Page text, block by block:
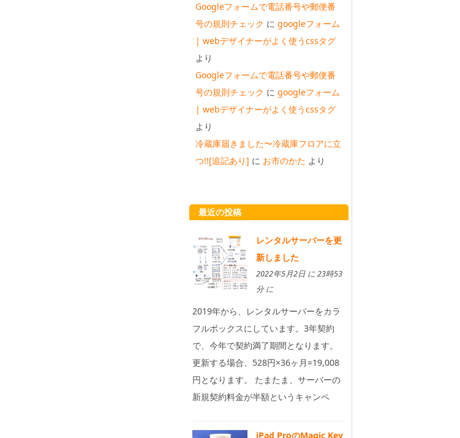
Googleフォームで電話番号や郵便番
号の規則チェック に googleフォーム
| webデザイナーがよく使うcssタグ
より
Googleフォームで電話番号や郵便番
号の規則チェック に googleフォーム
| webデザイナーがよく使うcssタグ
より
冷蔵庫届きました〜冷蔵庫フロアに立
つ!![追記あり] に お市のかた より
最近の投稿
レンタルサーバーを更
新しました
2022年5月2日 に 23時53
分 に
2019年から、レンタルサーバーをカラ
フルボックスにしています。3年契約
で、今年で契約満了期間となります。
更新する場合、528円×36ヶ月=19,008
円となります。 たまたま、サーバーの
新規契約料金が半額というキャンペ
iPad ProのMagic Key